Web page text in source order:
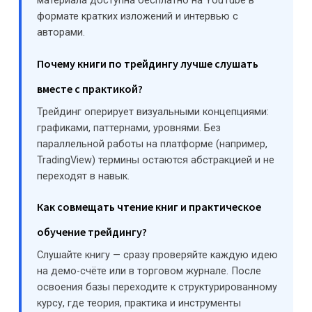
формате кратких изложений и интервью с
авторами.
Почему книги по трейдингу лучше слушать
вместе с практикой?
Трейдинг оперирует визуальными концепциями:
графиками, паттернами, уровнями. Без
параллельной работы на платформе (например,
TradingView) термины остаются абстракцией и не
переходят в навык.
Как совмещать чтение книг и практическое
обучение трейдингу?
Слушайте книгу — сразу проверяйте каждую идею
на демо-счёте или в торговом журнале. После
освоения базы переходите к структурированному
курсу, где теория, практика и инструменты